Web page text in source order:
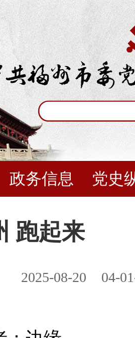
政务信息 党史
跑起来
2025-08-20 04-